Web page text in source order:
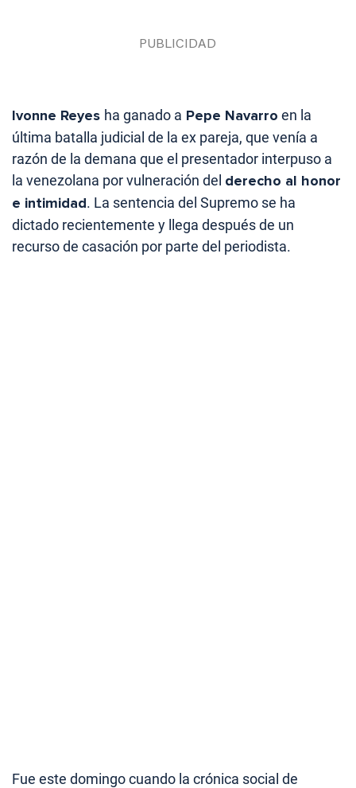
Ivonne Reyes ha ganado a Pepe Navarro en la
última batalla judicial de la ex pareja, que venía a
razón de la demana que el presentador interpuso a
la venezolana por vulneración del derecho al honor
e intimidad. La sentencia del Supremo se ha
dictado recientemente y llega después de un
recurso de casación por parte del periodista.
Fue este domingo cuando la crónica social de